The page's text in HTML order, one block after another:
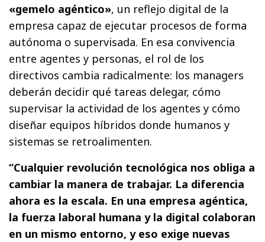
«gemelo agéntico», un reflejo digital de la
empresa capaz de ejecutar procesos de forma
autónoma o supervisada. En esa convivencia
entre agentes y personas, el rol de los
directivos cambia radicalmente: los managers
deberán decidir qué tareas delegar, cómo
supervisar la actividad de los agentes y cómo
diseñar equipos híbridos donde humanos y
sistemas se retroalimenten.
“Cualquier revolución tecnológica nos obliga a
cambiar la manera de trabajar. La diferencia
ahora es la escala. En una empresa agéntica,
la fuerza laboral humana y la digital colaboran
en un mismo entorno, y eso exige nuevas